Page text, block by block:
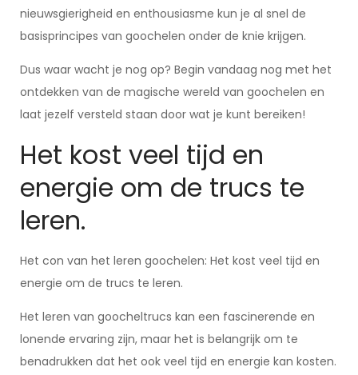
nieuwsgierigheid en enthousiasme kun je al snel de
basisprincipes van goochelen onder de knie krijgen.
Dus waar wacht je nog op? Begin vandaag nog met het
ontdekken van de magische wereld van goochelen en
laat jezelf versteld staan door wat je kunt bereiken!
Het kost veel tijd en
energie om de trucs te
leren.
Het con van het leren goochelen: Het kost veel tijd en
energie om de trucs te leren.
Het leren van goocheltrucs kan een fascinerende en
lonende ervaring zijn, maar het is belangrijk om te
benadrukken dat het ook veel tijd en energie kan kosten.